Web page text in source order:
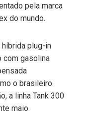
pela marca
do mundo.
plug-in
com gasolina
o brasileiro.
a linha Tank 300
maio.